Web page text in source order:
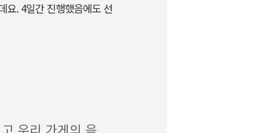
요. 4일간 진행했음에도 선
우리 가게의 음